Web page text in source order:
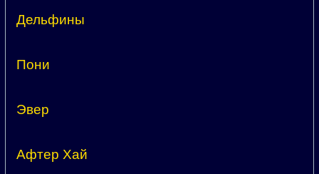
Дельфины
Пони
Эвер
Афтер Хай